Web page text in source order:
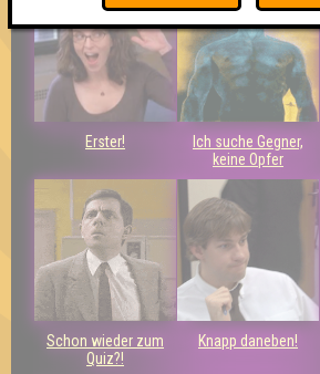
Erster!
Ich suche Gegner,
keine Opfer
Schon wieder zum
Quiz?!
Knapp daneben!